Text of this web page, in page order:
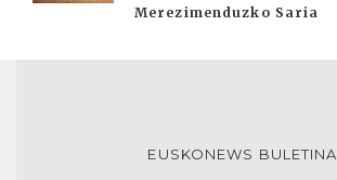
Merezimenduzko Saria
EUSKONEWS BULETINA